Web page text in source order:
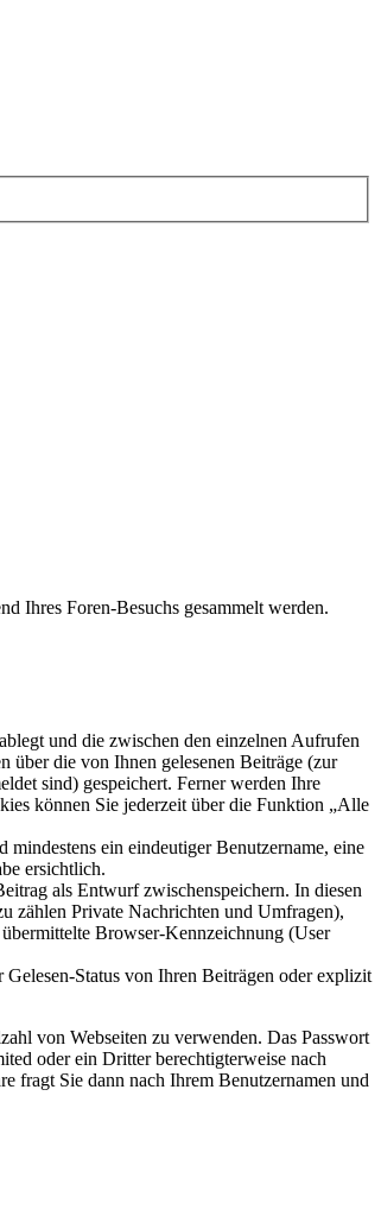
Ihres Foren-Besuchs gesammelt werden.
und die zwischen den einzelnen Aufrufen
über die von Ihnen gelesenen Beiträge (zur
sind) gespeichert. Ferner werden Ihre
können Sie jederzeit über die Funktion „Alle
ein eindeutiger Benutzername, eine
ersichtlich.
als Entwurf zwischenspeichern. In diesen
zählen Private Nachrichten und Umfragen),
Browser-Kennzeichnung (User
Status von Ihren Beiträgen oder explizit
von Webseiten zu verwenden. Das Passwort
oder ein Dritter berechtigterweise nach
fragt Sie dann nach Ihrem Benutzernamen und